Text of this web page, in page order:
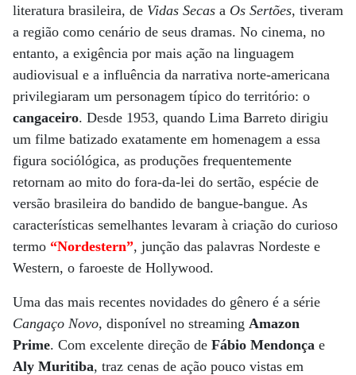
literatura brasileira, de Vidas Secas a Os Sertões, tiveram
a região como cenário de seus dramas. No cinema, no
entanto, a exigência por mais ação na linguagem
audiovisual e a influência da narrativa norte-americana
privilegiaram um personagem típico do território: o
cangaceiro. Desde 1953, quando Lima Barreto dirigiu
um filme batizado exatamente em homenagem a essa
figura sociólógica, as produções frequentemente
retornam ao mito do fora-da-lei do sertão, espécie de
versão brasileira do bandido de bangue-bangue. As
características semelhantes levaram à criação do curioso
termo “Nordestern”, junção das palavras Nordeste e
Western, o faroeste de Hollywood.
Uma das mais recentes novidades do gênero é a série
Cangaço Novo, disponível no streaming Amazon
Prime. Com excelente direção de Fábio Mendonça e
Aly Muritiba, traz cenas de ação pouco vistas em